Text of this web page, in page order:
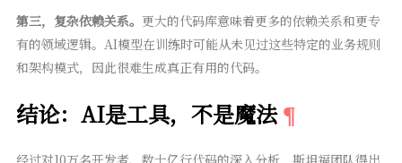
第三，复杂依赖关系。 更大的代码库意味着更多的依赖关系和更专
有的领域逻辑。AI模型在训练时可能从未见过这些特定的业务规则
和架构模式，因此很难生成真正有用的代码。
结论：AI是工具，不是魔法
经过对10万名开发者、数十亿行代码的深入分析，斯坦福团队得出